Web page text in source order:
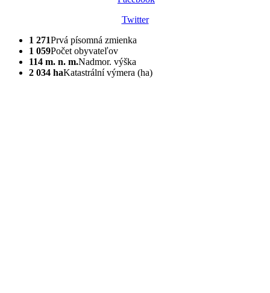
Twitter
1 271Prvá písomná zmienka
1 059Počet obyvateľov
114 m. n. m.Nadmor. výška
2 034 haKatastrální výmera (ha)